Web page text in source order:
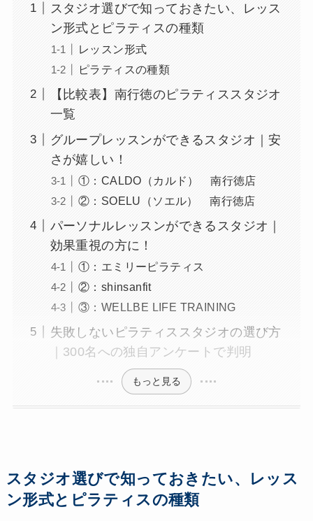
スタジオ選びで知っておきたい、レッス
ン形式とピラティスの種類
レッスン形式
ピラティスの種類
【比較表】南行徳のピラティススタジオ
一覧
グループレッスンができるスタジオ｜安
さが嬉しい！
①：CALDO（カルド） 南行徳店
②：SOELU（ソエル） 南行徳店
パーソナルレッスンができるスタジオ｜
効果重視の方に！
①：エミリーピラティス
②：shinsanfit
③：WELLBE LIFE TRAINING
失敗しないピラティススタジオの選び方
｜300名への独自アンケートで判明
もっと見る
スタジオ選びで知っておきたい、レッス
ン形式とピラティスの種類